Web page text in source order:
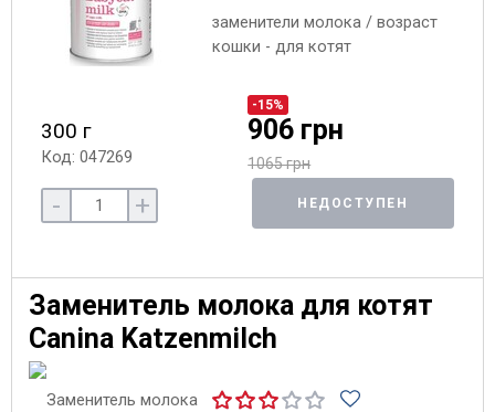
заменители молока / возраст
кошки - для котят
300 г
Код: 047269
-15%
906 грн
1065 грн
- + НЕДОСТУПЕН
Заменитель молока для котят
Canina Katzenmilch